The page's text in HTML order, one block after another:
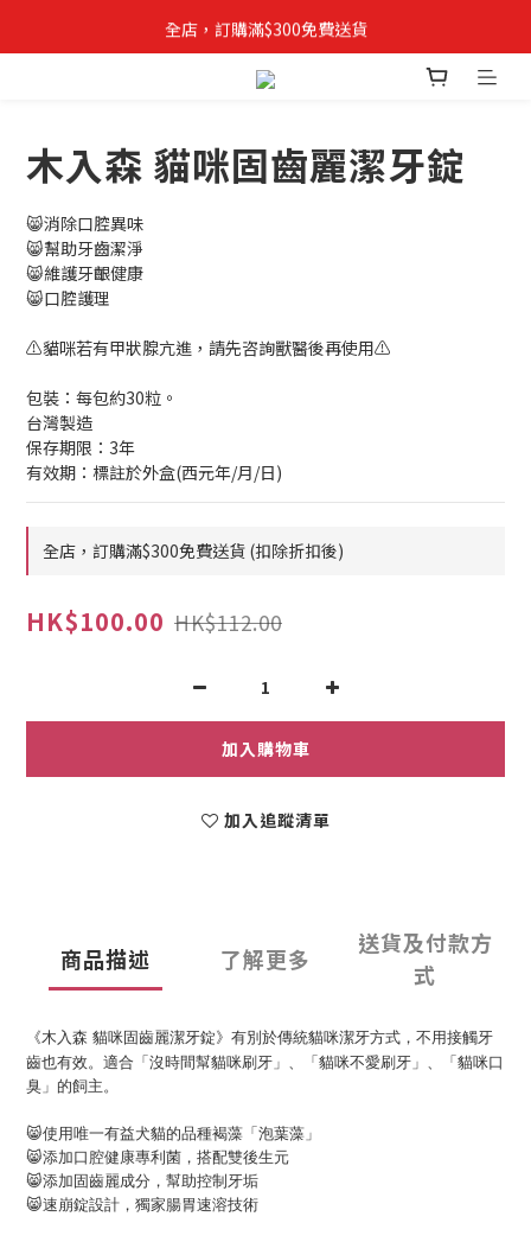
全店，訂購滿$300免費送貨
✨立即登記成為VIPETS會員📝購物儲積分, 積分當錢用
木入森 貓咪固齒麗潔牙錠
😸消除口腔異味
😸幫助牙齒潔淨
😸維護牙齦健康
😸口腔護理
⚠️貓咪若有甲狀腺亢進，請先咨詢獸醫後再使用⚠️
包裝：每包約30粒。
台灣製造
保存期限：3年
有效期：標註於外盒(西元年/月/日)
全店，訂購滿$300免費送貨 (扣除折扣後)
HK$100.00 HK$112.00
加入購物車
加入追蹤清單
商品描述 了解更多
送貨及付款方
式
《木入森 貓咪固齒麗潔牙錠》有別於傳統貓咪潔牙方式，不用接觸牙
齒也有效。適合「沒時間幫貓咪刷牙」、「貓咪不愛刷牙」、「貓咪口
臭」的飼主。
😸使用唯一有益犬貓的品種褐藻「泡葉藻」
😸添加口腔健康專利菌，搭配雙後生元
😸添加固齒麗成分，幫助控制牙垢
😸速崩錠設計，獨家腸胃速溶技術